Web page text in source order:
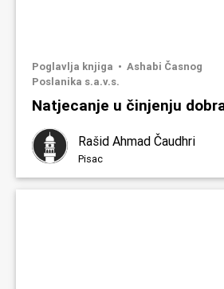
Poglavlja knjiga
Ashabi Časnog
Poslanika s.a.v.s.
Natjecanje u činjenju
Rašid Ahmad Čaudhri
Pisac